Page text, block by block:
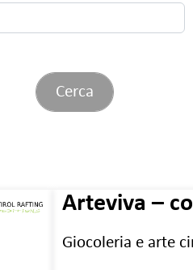
Arteviva –
Giocoleria e arte